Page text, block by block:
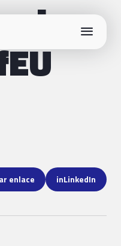
menu
la
enlace inLinkedIn